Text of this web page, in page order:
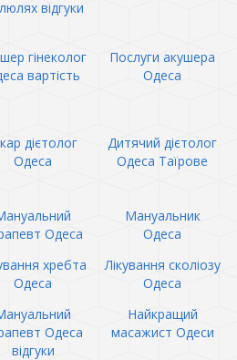
відгуки
гінеколог
вартість
Послуги акушера
Одеса
дієтолог
Одеса
Дитячий дієтолог
Одеса Таїрове
Одеса
Мануальник
Одеса
хребта
Одеса
Лікування сколіозу
Одеса
Одеса
відгуки
Найкращий
масажист Одеси